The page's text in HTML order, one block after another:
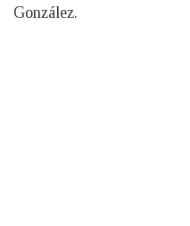
González.